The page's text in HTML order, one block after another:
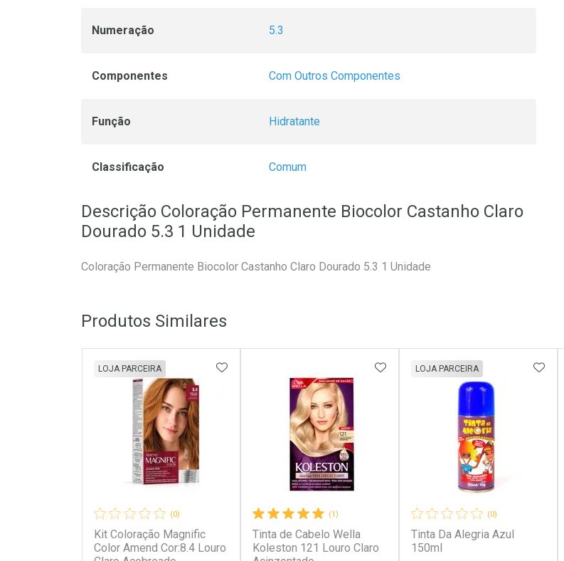
Numeração 5.3
Componentes Com Outros Componentes
Função Hidratante
Classificação Comum
Descrição Coloração Permanente Biocolor Castanho Claro
Dourado 5.3 1 Unidade
Coloração Permanente Biocolor Castanho Claro Dourado 5.3 1 Unidade
Produtos Similares
(0)
Kit Coloração Magnific
Color Amend Cor:8.4 Louro
LOJA PARCEIRA ADICIONAR AOS FAVORITOS
(1)
Tinta de Cabelo Wella
Koleston 121 Louro Claro
ADICIONAR AOS FAVORITOS
(0)
Tinta Da Alegria Azul
150ml
LOJA PARCEIRA